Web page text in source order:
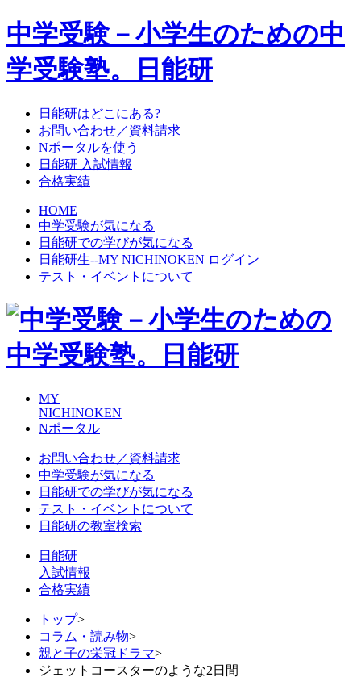
中学受験－小学生のための中
学受験塾。日能研
日能研はどこにある?
お問い合わせ／資料請求
Nポータルを使う
日能研 入試情報
合格実績
HOME
中学受験が気になる
日能研での学びが気になる
日能研生--MY NICHINOKEN ログイン
テスト・イベントについて
MY
NICHINOKEN
Nポータル
お問い合わせ／資料請求
中学受験が気になる
日能研での学びが気になる
テスト・イベントについて
日能研の教室検索
日能研
入試情報
合格実績
トップ>
コラム・読み物>
親と子の栄冠ドラマ>
ジェットコースターのような2日間